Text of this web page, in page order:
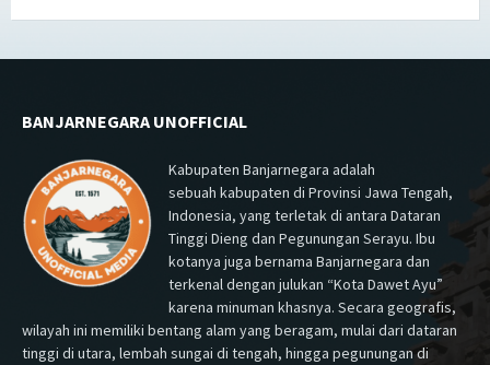
BANJARNEGARA UNOFFICIAL
Kabupaten Banjarnegara adalah
sebuah kabupaten di Provinsi Jawa Tengah,
Indonesia, yang terletak di antara Dataran
Tinggi Dieng dan Pegunungan Serayu. Ibu
kotanya juga bernama Banjarnegara dan
terkenal dengan julukan “Kota Dawet Ayu”
karena minuman khasnya. Secara geografis,
wilayah ini memiliki bentang alam yang beragam, mulai dari dataran
tinggi di utara, lembah sungai di tengah, hingga pegunungan di